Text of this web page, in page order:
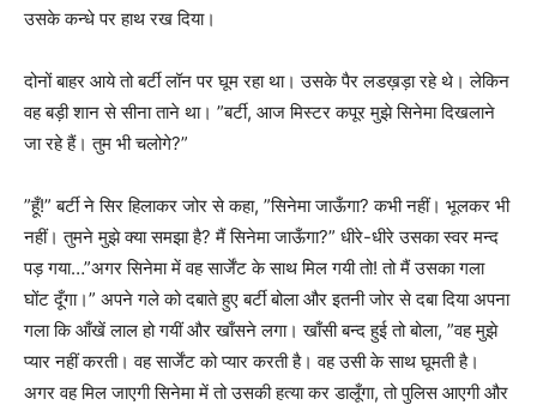
उसके कन्धे पर हाथ रख दिया।
दोनों बाहर आये तो बर्टी लॉन पर घूम रहा था। उसके पैर लडख़ड़ा रहे थे। लेकिन
वह बड़ी शान से सीना ताने था। ”बर्टी, आज मिस्टर कपूर मुझे सिनेमा दिखलाने
जा रहे हैं। तुम भी चलोगे?”
”हूँ!” बर्टी ने सिर हिलाकर जोर से कहा, ”सिनेमा जाऊँगा? कभी नहीं। भूलकर भी
नहीं। तुमने मुझे क्या समझा है? मैं सिनेमा जाऊँगा?” धीरे-धीरे उसका स्वर मन्द
पड़ गया…”अगर सिनेमा में वह सार्जेंट के साथ मिल गयी तो! तो मैं उसका गला
घोंट दूँगा।” अपने गले को दबाते हुए बर्टी बोला और इतनी जोर से दबा दिया अपना
गला कि आँखें लाल हो गयीं और खाँसने लगा। खाँसी बन्द हुई तो बोला, ”वह मुझे
प्यार नहीं करती। वह सार्जेंट को प्यार करती है। वह उसी के साथ घूमती है।
अगर वह मिल जाएगी सिनेमा में तो उसकी हत्या कर डालूँगा, तो पुलिस आएगी और